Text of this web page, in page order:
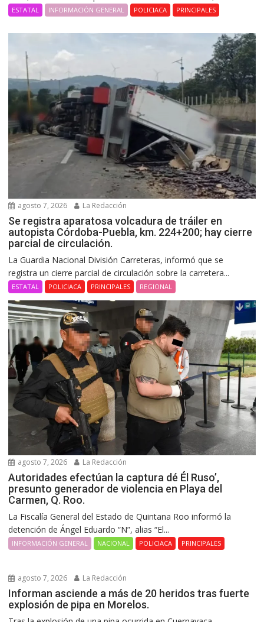
ESTATAL INFORMACIÓN GENERAL POLICIACA PRINCIPALES
agosto 7, 2026 La Redacción
Se registra aparatosa volcadura de tráiler en
autopista Córdoba-Puebla, km. 224+200; hay cierre
parcial de circulación.
La Guardia Nacional División Carreteras, informó que se
registra un cierre parcial de circulación sobre la carretera...
ESTATAL POLICIACA PRINCIPALES REGIONAL
agosto 7, 2026 La Redacción
Autoridades efectúan la captura dé Él Ruso’,
presunto generador de violencia en Playa del
Carmen, Q. Roo.
La Fiscalía General del Estado de Quintana Roo informó la
detención de Ángel Eduardo “N”, alias “El...
INFORMACIÓN GENERAL NACIONAL POLICIACA PRINCIPALES
agosto 7, 2026 La Redacción
Informan asciende a más de 20 heridos tras fuerte
explosión de pipa en Morelos.